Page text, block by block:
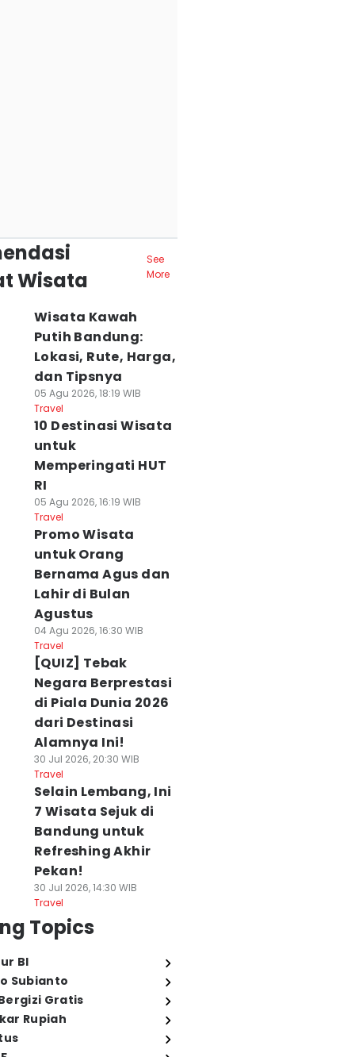
Wisata
See
More
Wisata Kawah
Putih Bandung:
Lokasi, Rute, Harga,
dan Tipsnya
05 Agu 2026, 18:19 WIB
Travel
10 Destinasi Wisata
untuk
Memperingati HUT
RI
05 Agu 2026, 16:19 WIB
Travel
Promo Wisata
untuk Orang
Bernama Agus dan
Lahir di Bulan
Agustus
04 Agu 2026, 16:30 WIB
Travel
[QUIZ] Tebak
Negara Berprestasi
di Piala Dunia 2026
dari Destinasi
Alamnya Ini!
30 Jul 2026, 20:30 WIB
Travel
Selain Lembang, Ini
7 Wisata Sejuk di
Bandung untuk
Refreshing Akhir
Pekan!
30 Jul 2026, 14:30 WIB
Travel
Topics
BI
Subianto
Gratis
Rupiah